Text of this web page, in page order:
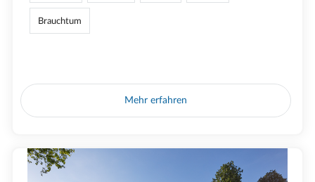
Brauchtum
Mehr erfahren